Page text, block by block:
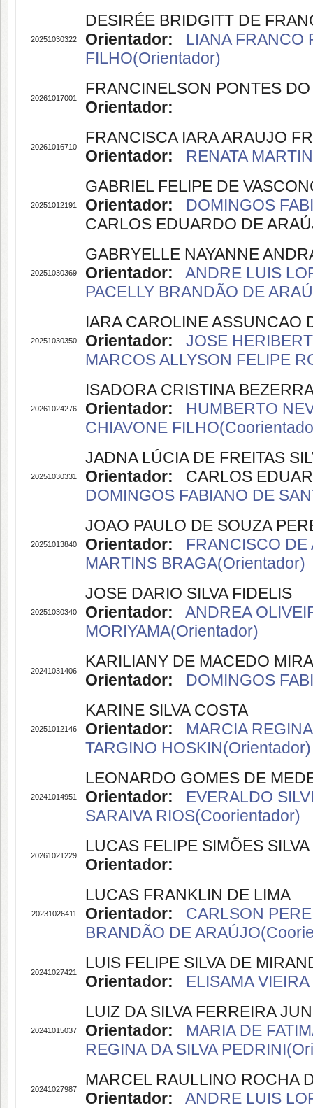
20251030322
DESIRÉE BRIDGITT DE
Orientador:
LIANA FRANCO
FILHO(Orientador)
20261017001
FRANCINELSON PONTES
Orientador:
20261016710
FRANCISCA IARA ARAUJO
Orientador:
RENATA
20251012191
GABRIEL FELIPE DE
Orientador:
DOMINGOS
CARLOS EDUARDO DE
20251030369
GABRYELLE NAYANNE
Orientador:
ANDRE LUIS
PACELLY BRANDÃO DE
20251030350
IARA CAROLINE ASSUNCAO
Orientador:
JOSE
MARCOS ALLYSON FELIPE
20261024276
ISADORA CRISTINA
Orientador:
HUMBERTO
CHIAVONE
20251030331
JADNA LÚCIA DE FREITAS
Orientador: CARLOS
DOMINGOS FABIANO DE
20251013840
JOAO PAULO DE SOUZA
Orientador:
FRANCISCO
MARTINS BRAGA(Orientador)
20251030340
JOSE DARIO SILVA FIDELIS
Orientador:
ANDREA
MORIYAMA(Orientador)
20241031406
KARILIANY DE MACEDO
Orientador:
DOMINGOS
20251012146
KARINE SILVA COSTA
Orientador:
MARCIA
TARGINO HOSKIN(Orientador)
20241014951
LEONARDO GOMES DE
Orientador:
EVERALDO
SARAIVA RIOS(Coorientador)
20261021229
LUCAS FELIPE SIMÕES SILVA
Orientador:
20231026411
LUCAS FRANKLIN DE LIMA
Orientador:
CARLSON
BRANDÃO DE
20241027421
LUIS FELIPE SILVA DE
Orientador:
ELISAMA
20241015037
LUIZ DA SILVA FERREIRA
Orientador:
MARIA DE
REGINA DA SILVA
20241027987
MARCEL RAULLINO ROCHA
Orientador:
ANDRE LUIS